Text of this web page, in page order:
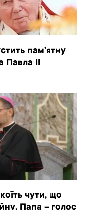
пам’ятну
Павла II
чути, що
Папа – голос